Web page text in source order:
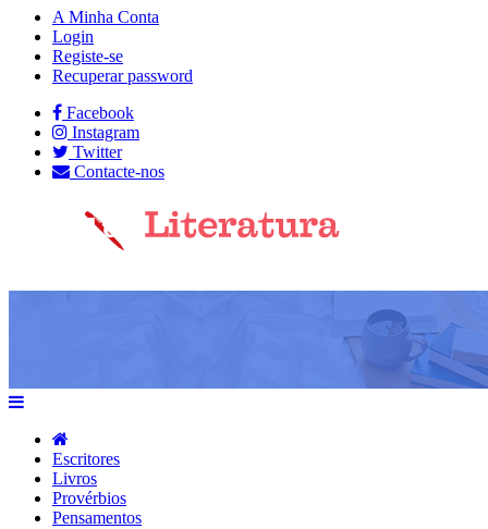
A Minha Conta
Login
Registe-se
Recuperar password
Facebook
Instagram
Twitter
Contacte-nos
Escritores
Livros
Provérbios
Pensamentos